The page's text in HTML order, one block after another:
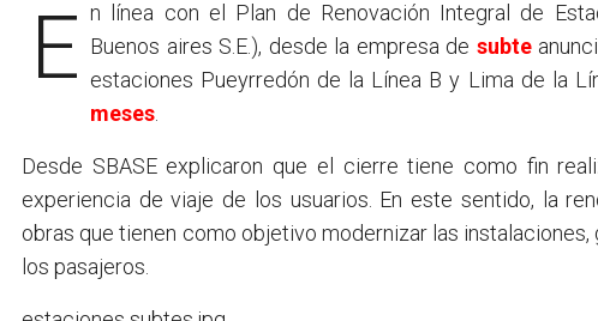
En línea con el Plan de Renovación Integral de Estaciones impulsado por SBASE (Subterráneos de Buenos aires S.E.), desde la empresa de subte
estaciones Pueyrredón de la Línea B y Lima de la
meses
Desde SBASE explicaron que el cierre tiene como fin
experiencia de viaje de los usuarios. En este sentido, la
obras que tienen como objetivo modernizar las
los pasajeros.